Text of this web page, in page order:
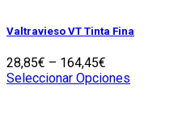
Valtravieso VT Tinta Fina
28,85€ – 164,45€
Seleccionar Opciones